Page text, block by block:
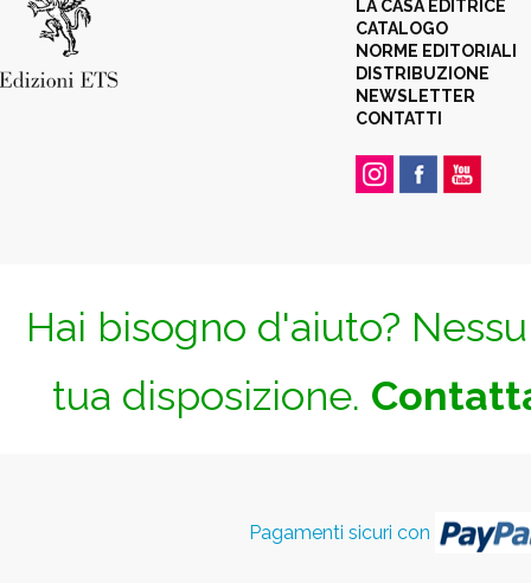
LA CASA EDITRICE
CATALOGO
NORME EDITORIALI
DISTRIBUZIONE
NEWSLETTER
CONTATTI
Hai bisogno d'aiuto?
tua disposizione.
Pagamenti sicuri con